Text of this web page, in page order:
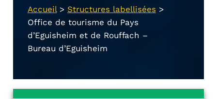
Accueil> Structures labellisées >
Office de tourisme du Pays
d’Eguisheim et de Rouffach –
Bureau d’Eguisheim